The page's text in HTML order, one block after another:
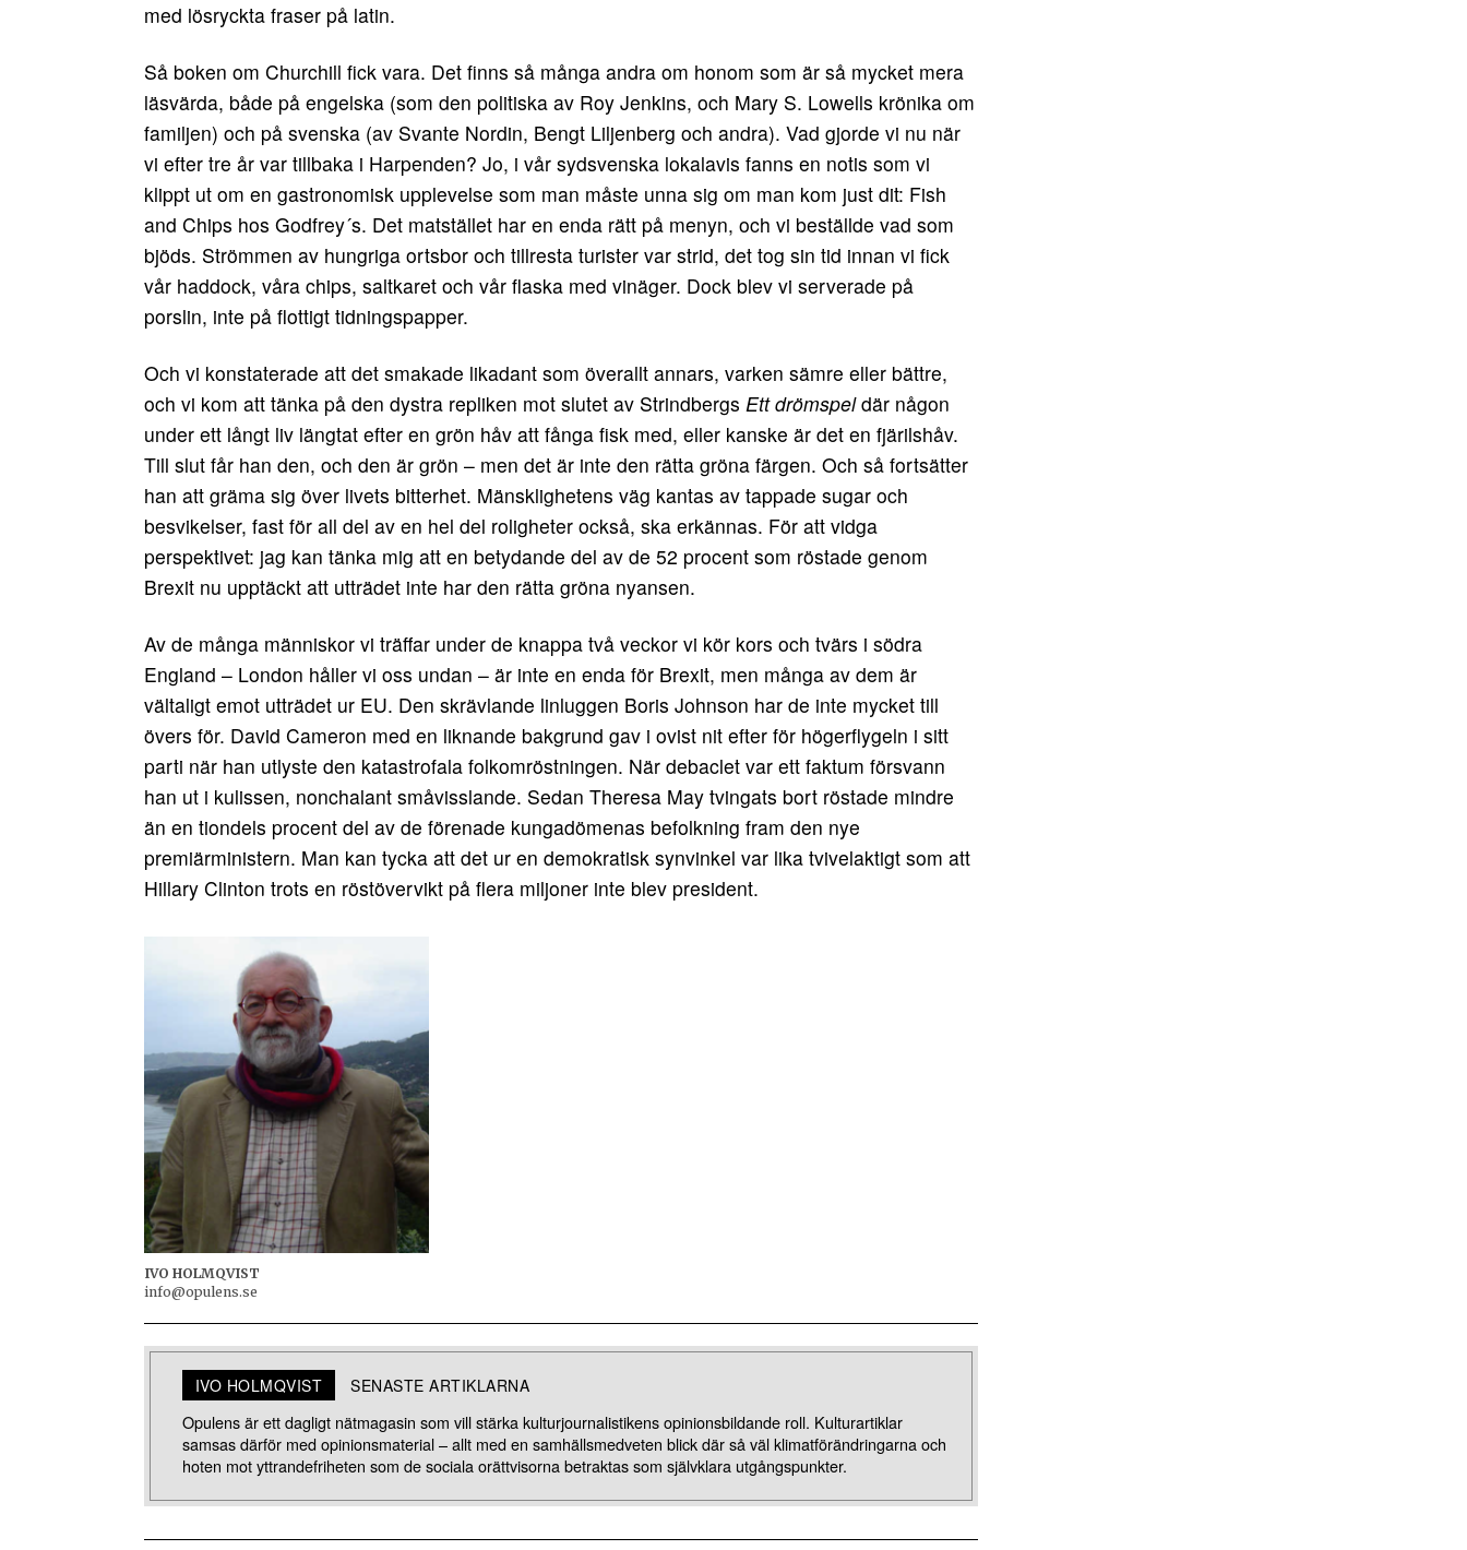
med lösryckta fraser på latin.
Så boken om Churchill fick vara. Det finns så många andra om honom som är så mycket mera
läsvärda, både på engelska (som den politiska av Roy Jenkins, och Mary S. Lowells krönika om
familjen) och på svenska (av Svante Nordin, Bengt Liljenberg och andra). Vad gjorde vi nu när
vi efter tre år var tillbaka i Harpenden? Jo, i vår sydsvenska lokalavis fanns en notis som vi
klippt ut om en gastronomisk upplevelse som man måste unna sig om man kom just dit: Fish
and Chips hos Godfrey´s. Det matstället har en enda rätt på menyn, och vi beställde vad som
bjöds. Strömmen av hungriga ortsbor och tillresta turister var strid, det tog sin tid innan vi fick
vår haddock, våra chips, saltkaret och vår flaska med vinäger. Dock blev vi serverade på
porslin, inte på flottigt tidningspapper.
Och vi konstaterade att det smakade likadant som överallt annars, varken sämre eller bättre,
och vi kom att tänka på den dystra repliken mot slutet av Strindbergs Ett drömspeldär någon
under ett långt liv längtat efter en grön håv att fånga fisk med, eller kanske är det en fjärilshåv.
Till slut får han den, och den är grön – men det är inte den rätta gröna färgen. Och så fortsätter
han att gräma sig över livets bitterhet. Mänsklighetens väg kantas av tappade sugar och
besvikelser, fast för all del av en hel del roligheter också, ska erkännas. För att vidga
perspektivet: jag kan tänka mig att en betydande del av de 52 procent som röstade genom
Brexit nu upptäckt att utträdet inte har den rätta gröna nyansen.
Av de många människor vi träffar under de knappa två veckor vi kör kors och tvärs i södra
England – London håller vi oss undan – är inte en enda för Brexit, men många av dem är
vältaligt emot utträdet ur EU. Den skrävlande linluggen Boris Johnson har de inte mycket till
övers för. David Cameron med en liknande bakgrund gav i ovist nit efter för högerflygeln i sitt
parti när han utlyste den katastrofala folkomröstningen. När debaclet var ett faktum försvann
han ut i kulissen, nonchalant småvisslande. Sedan Theresa May tvingats bort röstade mindre
än en tiondels procent del av de förenade kungadömenas befolkning fram den nye
premiärministern. Man kan tycka att det ur en demokratisk synvinkel var lika tvivelaktigt som att
Hillary Clinton trots en röstövervikt på flera miljoner inte blev president.
IVO HOLMQVIST
info@opulens.se
IVO HOLMQVIST SENASTE ARTIKLARNA
Opulens är ett dagligt nätmagasin som vill stärka kulturjournalistikens opinionsbildande roll. Kulturartiklar
samsas därför med opinionsmaterial – allt med en samhällsmedveten blick där så väl klimatförändringarna och
hoten mot yttrandefriheten som de sociala orättvisorna betraktas som självklara utgångspunkter.